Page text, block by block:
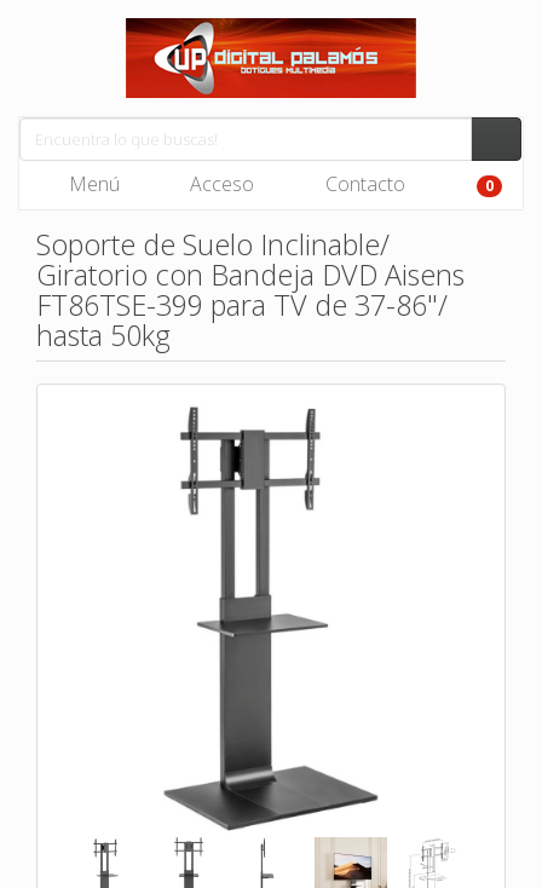
Menú Acceso Contacto 0
Soporte de Suelo Inclinable/
Giratorio con Bandeja DVD Aisens
FT86TSE-399 para TV de 37-86"/
hasta 50kg